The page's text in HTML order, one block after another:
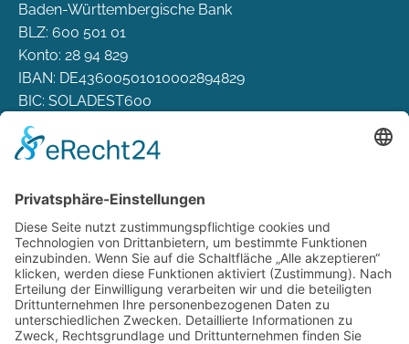
Baden-Württembergische Bank
BLZ: 600 501 01
Konto: 28 94 829
IBAN: DE43600501010002894829
BIC: SOLADEST600
Rechtliches
Versand & Lieferung
Widerrufsbelehrung
AGB
Datenschutz